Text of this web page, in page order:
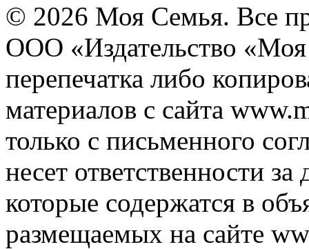
© 2026 Моя Семья. Все
ООО «Издательство
перепечатка либо
материалов с сайта
только с письменного
несет ответственности
которые содержатся в
размещаемых на сайте